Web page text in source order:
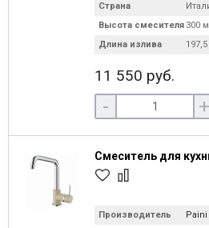
Страна
Высота смесителя 300
Длина излива
11 550 руб.
- +
Смеситель для
Производитель
Paini